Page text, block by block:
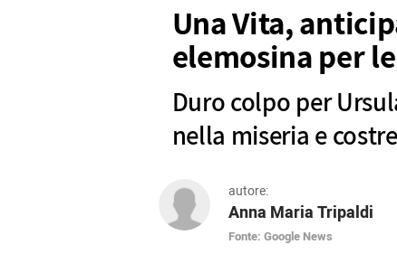
Una Vita,
elemosina per
Duro colpo per
nella miseria e
autore:
Anna Maria Tripaldi
Fonte: Google News